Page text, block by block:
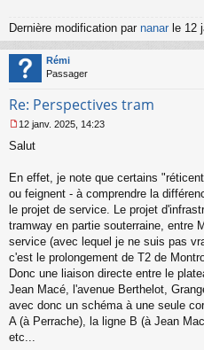
Dernière modification par nanar le 12
Rémi
Passager
Re: Perspectives tram
e
s
g
e
n
o
n
u
12 janv. 2025, 14:23
Salut
En effet, je note que certains
ou feignent - à comprendre la
le projet de service. Le projet
tramway en partie souterraine, entre
service (avec lequel je ne suis pas
c'est le prolongement de T2 de
Donc une liaison directe entre le
Jean Macé, l'avenue Berthelot,
avec donc un schéma à une seule
A (à Perrache), la ligne B (à Jean
etc...